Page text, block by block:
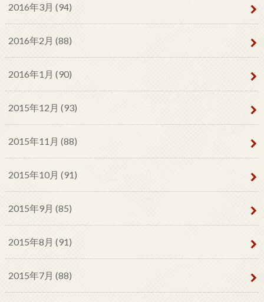
2016年3月 (94)
2016年2月 (88)
2016年1月 (90)
2015年12月 (93)
2015年11月 (88)
2015年10月 (91)
2015年9月 (85)
2015年8月 (91)
2015年7月 (88)